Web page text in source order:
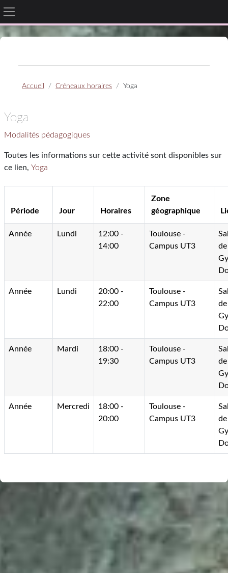
Passer au contenu principal
Panneau latéral
Accueil Créneaux horaires Yoga
Yoga
Modalités pédagogiques
Toutes les informations sur cette activité sont disponibles sur
ce lien, Yoga
Période Jour Horaires
Zone
géographique
Année Lundi
12:00 -
14:00
Toulouse -
Campus UT3
de
Année Lundi
20:00 -
22:00
Toulouse -
Campus UT3
de
Année Mardi
18:00 -
19:30
Toulouse -
Campus UT3
de
Année Mercredi
18:00 -
20:00
Toulouse -
Campus UT3
de